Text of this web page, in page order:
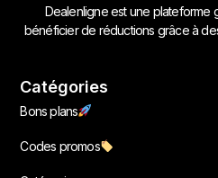
Dealenligne est une plateforme
bénéficier de réductions grâce à
Catégories
Bons plans
Codes promos